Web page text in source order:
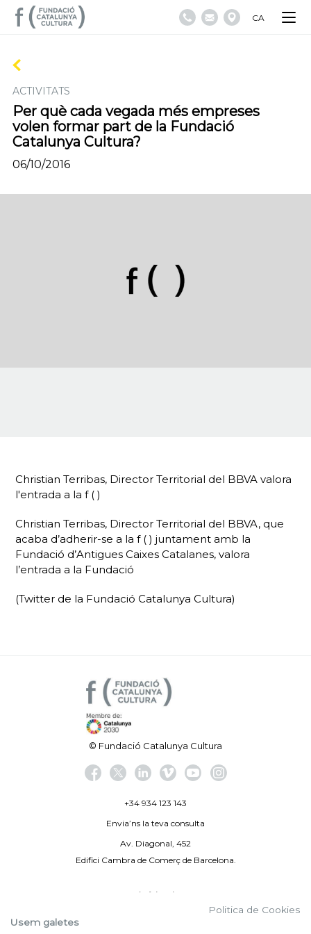
CA
ACTIVITATS
Per què cada vegada més empreses
volen formar part de la Fundació
Catalunya Cultura?
06/10/2016
Christian Terribas, Director Territorial del BBVA valora
l'entrada a la f ( )
Christian Terribas, Director Territorial del BBVA, que
acaba d’adherir-se a la f ( ) juntament amb la
Fundació d’Antigues Caixes Catalanes, valora
l’entrada a la Fundació
(Twitter de la Fundació Catalunya Cultura)
© Fundació Catalunya Cultura
+34 934 123 143
Envia’ns la teva consulta
Av. Diagonal, 452
Edifici Cambra de Comerç de Barcelona.
Avís legal
Politica de Cookies
Usem galetes